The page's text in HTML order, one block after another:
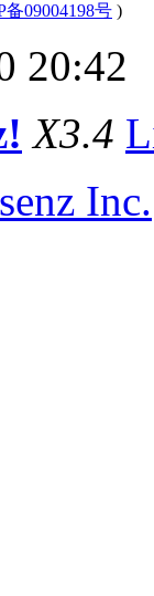
备09004198号 )
20:42
X3.4
Inc.